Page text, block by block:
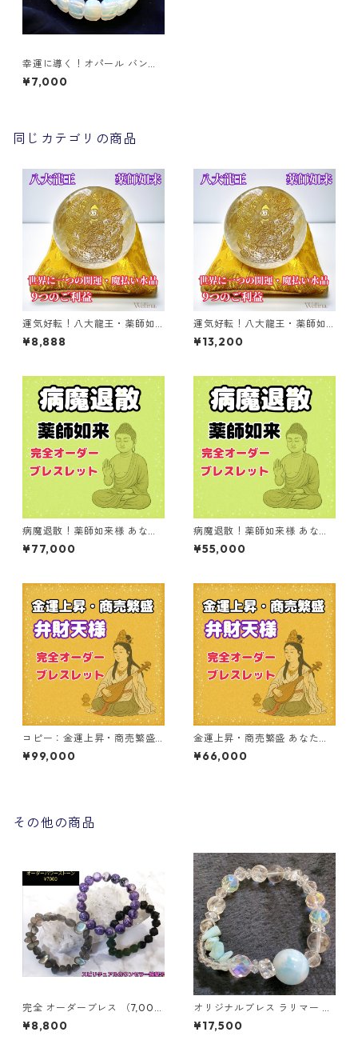
幸運に導く！オパール バング
ル ブレスレット
¥7,000
同じカテゴリの商品
運気好転！八大龍王・薬師如
来 水晶丸玉 【小】
¥8,888
運気好転！八大龍王・薬師如
来 水晶丸玉 【大】
¥13,200
病魔退散！薬師如来様 あなた
だけの完全オーダーブレスレ
ット
¥77,000
病魔退散！薬師如来様 あなた
だけの完全オーダーブレスレ
ット
¥55,000
コピー：金運上昇・商売繁盛
あなただけの特別オーダーブ
レスレット
¥99,000
金運上昇・商売繁盛 あなただ
けの特別オーダーブレスレッ
ト
¥66,000
その他の商品
完全 オーダーブレス （7,000
円） 世界にたった１つのパワ
ーストーン ★ あなたに必要な
¥8,800
オリジナルブレス ラリマー 一
点もの 水晶 オーラクォーツ パ
ワーストーン
¥17,500